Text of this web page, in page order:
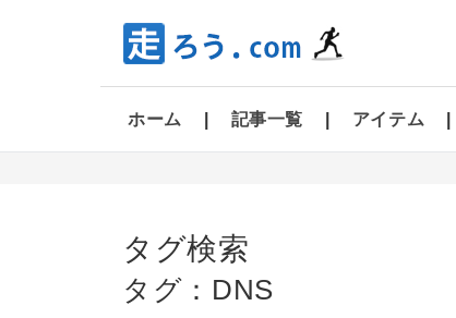
ホーム 記事一覧 アイテム
タグ検索
タグ：DNS